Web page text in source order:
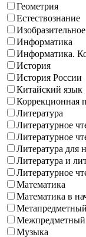
Геометрия
Естествознание
Информатика
Информатика.
История
История России
Китайский язык
Коррекционная
Литература
Литературное
Литературное
Литература для
Литература и
Литературное
Математика
Математика в
Метапредметный
Межпредметный
Музыка